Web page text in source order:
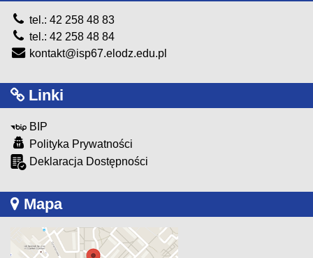
tel.: 42 258 48 83
tel.: 42 258 48 84
kontakt@isp67.elodz.edu.pl
Linki
BIP
Polityka Prywatności
Deklaracja Dostępności
Mapa